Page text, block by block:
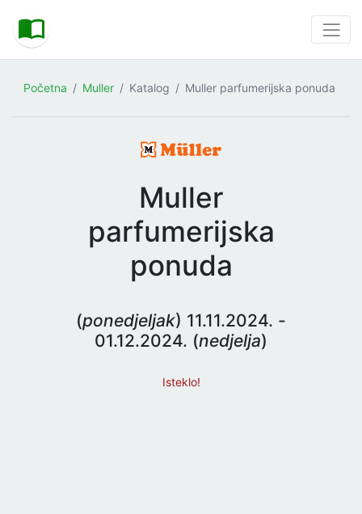
Početna Muller Katalog Muller parfumerijska ponuda
Muller
parfumerijska
ponuda
(ponedjeljak) 11.11.2024. -
01.12.2024. (nedjelja)
Isteklo!